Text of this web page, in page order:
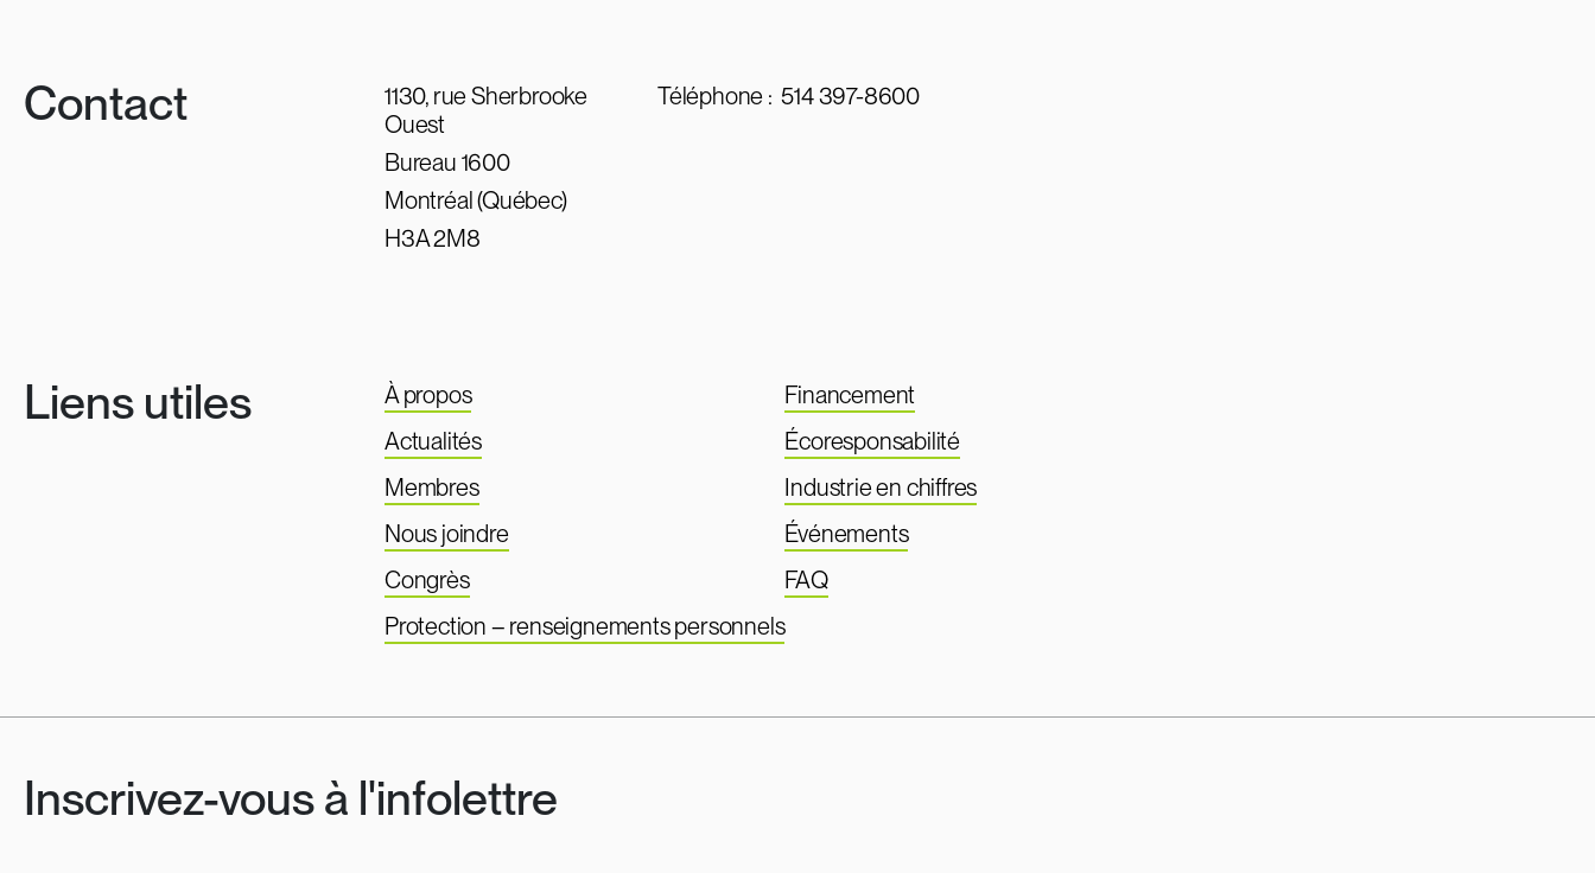
Contact
1130, rue Sherbrooke
Ouest
Bureau 1600
Montréal (Québec)
H3A 2M8
Téléphone :514 397-8600
Liens utiles
À propos
Actualités
Membres
Nous joindre
Congrès
Protection – renseignements personnels
Financement
Écoresponsabilité
Industrie en chiffres
Événements
FAQ
Inscrivez-vous à l'infolettre